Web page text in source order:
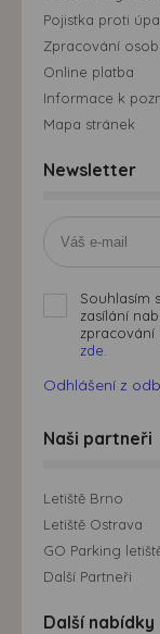
Pojistka proti
Zpracování
Online platba
Informace k
Mapa stránek
Newsletter
Souhlasím
zasílání
zpracování
zde.
Odhlášení z
Naši partneři
Letiště Brno
Letiště Ostrava
GO Parking
Další Partneři
Další nabídky